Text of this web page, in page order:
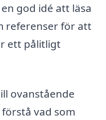
god idé att läsa
referenser för att
ett pålitligt
ovanstående
vad som